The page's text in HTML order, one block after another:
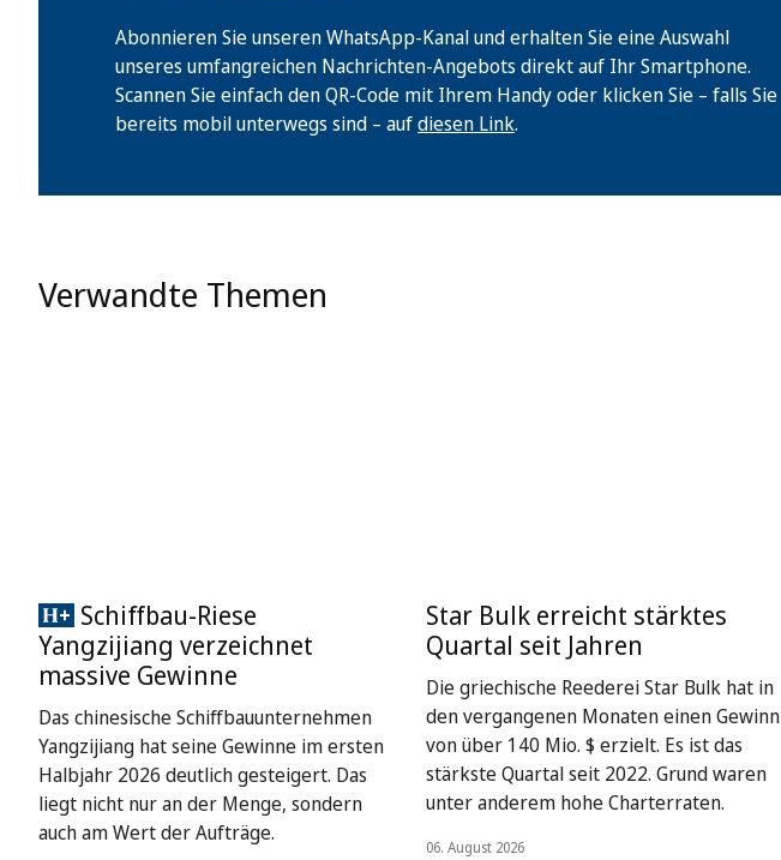
Abonnieren Sie unseren WhatsApp-Kanal und erhalten Sie eine Auswahl
unseres umfangreichen Nachrichten-Angebots direkt auf Ihr Smartphone.
Scannen Sie einfach den QR-Code mit Ihrem Handy oder klicken Sie – falls Sie
bereits mobil unterwegs sind – aufdiesen Link.
Verwandte Themen
Schiffbau-Riese
Yangzijiang verzeichnet
massive Gewinne
Das chinesische Schiffbauunternehmen
Yangzijiang hat seine Gewinne im ersten
Halbjahr 2026 deutlich gesteigert. Das
liegt nicht nur an der Menge, sondern
auch am Wert der Aufträge.
Star Bulk erreicht stärktes
Quartal seit Jahren
Die griechische Reederei Star Bulk hat in
den vergangenen Monaten einen Gewinn
von über 140 Mio. $ erzielt. Es ist das
stärkste Quartal seit 2022. Grund waren
unter anderem hohe Charterraten.
06. August 2026